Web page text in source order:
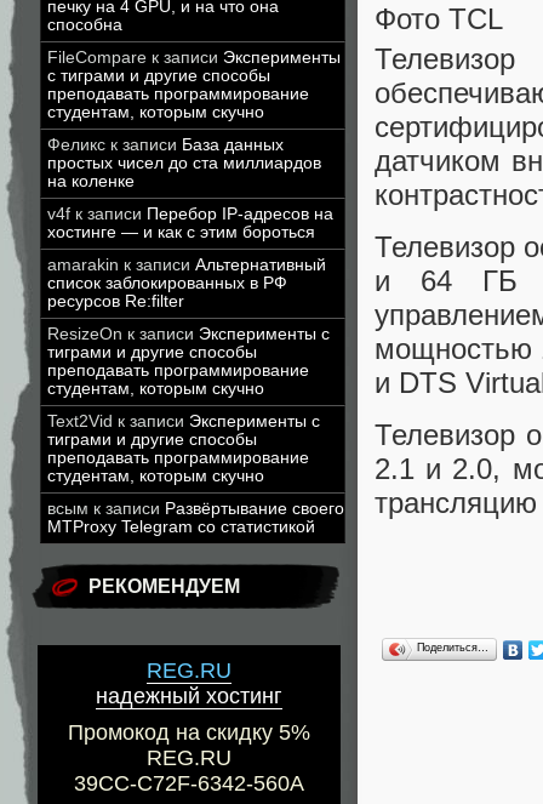
печку на 4 GPU, и на что она
способна
FileCompare к записи Эксперименты
с тиграми и другие способы
преподавать программирование
студентам, которым скучно
Феликс к записи База данных
простых чисел до ста миллиардов
на коленке
v4f к записи Перебор IP-адресов на
хостинге — и как с этим бороться
amarakin к записи Альтернативный
список заблокированных в РФ
ресурсов Re:filter
ResizeOn к записи Эксперименты с
тиграми и другие способы
преподавать программирование
студентам, которым скучно
Text2Vid к записи Эксперименты с
тиграми и другие способы
преподавать программирование
студентам, которым скучно
всым к записи Развёртывание своего
MTProxy Telegram со статистикой
РЕКОМЕНДУЕМ
REG.RU
надежный хостинг
Промокод на скидку 5%
REG.RU
39CC-C72F-6342-560A
Фото TCL
датчиком
Телевизор
и 64 ГБ
мощностью
и DTS
Телевизор
2.1 и 2.0,
Поделиться…